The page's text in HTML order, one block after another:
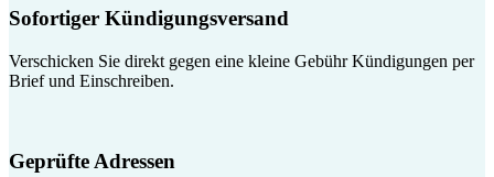
Sofortiger Kündigungsversand
Verschicken Sie direkt gegen eine kleine Gebühr Kündigungen per
Brief und Einschreiben.
Geprüfte Adressen